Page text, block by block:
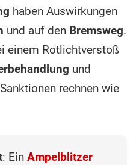
haben Auswirkungen
und auf den Bremsweg.
einem Rotlichtverstoß
und
rechnen wie
: Ein Ampelblitzer